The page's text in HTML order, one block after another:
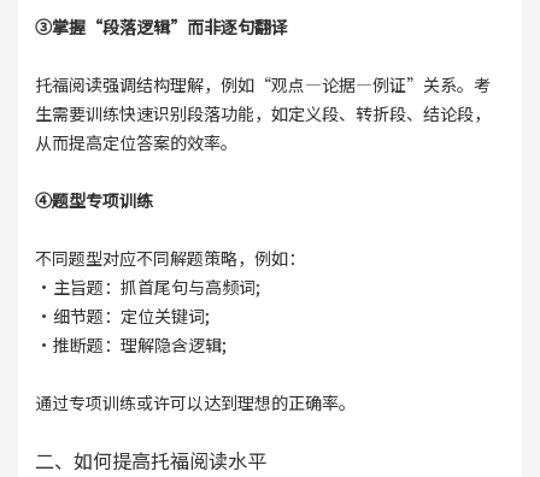
③掌握“段落逻辑”而非逐句翻译
托福阅读强调结构理解，例如“观点—论据—例证”关系。考
生需要训练快速识别段落功能，如定义段、转折段、结论段，
从而提高定位答案的效率。
④题型专项训练
不同题型对应不同解题策略，例如：
·主旨题：抓首尾句与高频词;
·细节题：定位关键词;
·推断题：理解隐含逻辑;
通过专项训练或许可以达到理想的正确率。
二、如何提高托福阅读水平